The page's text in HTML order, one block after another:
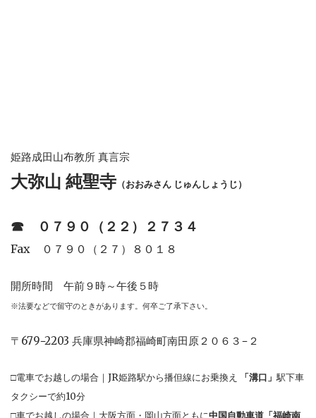
姫路成田山布教所 真言宗
大弥山 純聖寺 （おおみさん じゅんしょうじ）
☎︎ ０７９０（２２）２７３４
Fax ０７９０（２７）８０１８
開所時間 午前９時～午後５時
※法要などで留守のときがあります。何卒ご了承下さい。
〒679−2203 兵庫県神崎郡福崎町南田原２０６３−２
□電車でお越しの場合｜JR姫路駅から播但線にお乗換え 「溝口」駅下車
タクシーで約10分